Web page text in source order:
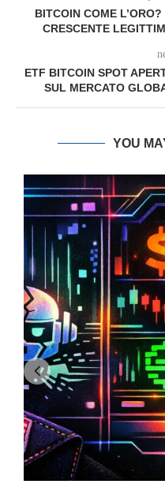
BITCOIN COME
CRESCENTE
ETF BITCOIN SPOT
SUL MERCATO
YOU